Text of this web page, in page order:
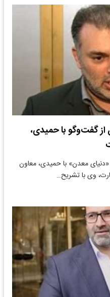
گفت‌وگو با حمیدی،
معدن» با حمیدی، معاون
وی با تشریح…